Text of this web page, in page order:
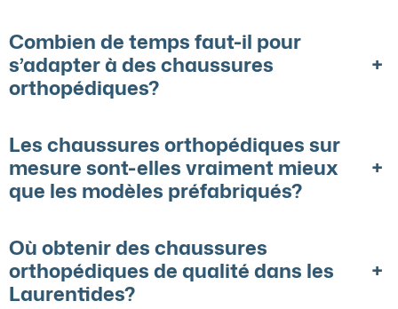
Combien de temps faut-il pour
s’adapter à des chaussures
orthopédiques?
+
Les chaussures orthopédiques sur
mesure sont-elles vraiment mieux
que les modèles préfabriqués?
+
Où obtenir des chaussures
orthopédiques de qualité dans les
Laurentides?
+